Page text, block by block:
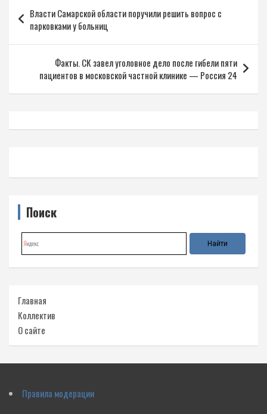
по
записям
Власти Самарской области поручили решить вопрос с
парковками у больниц
Факты. СК завел уголовное дело после гибели пяти
пациентов в московской частной клинике — Россия 24
Поиск
Главная
Коллектив
О сайте
Правила модерации